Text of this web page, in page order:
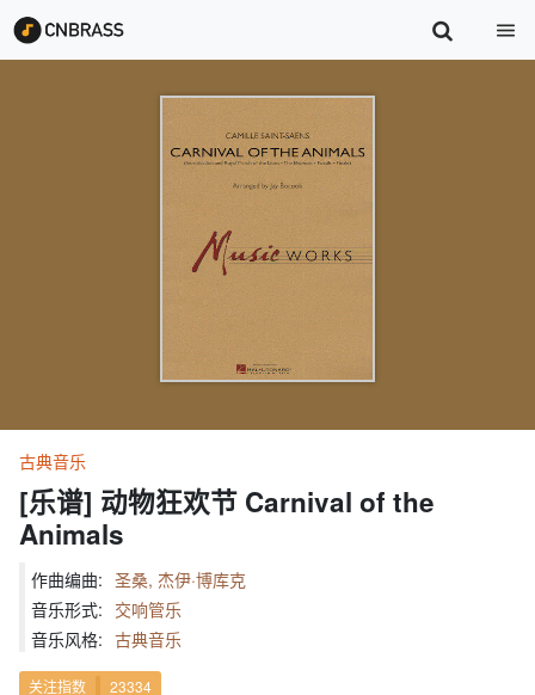
古典音乐
[乐谱] 动物狂欢节 Carnival of the
Animals
作曲编曲: 圣桑, 杰伊·博库克
音乐形式: 交响管乐
音乐风格: 古典音乐
关注指数 23334